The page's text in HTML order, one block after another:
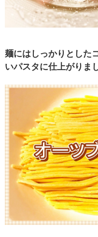
麺にはしっかりとした
いパスタに仕上がりま